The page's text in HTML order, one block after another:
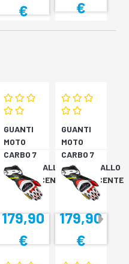
€
€
GUANTI
MOTO
CARBO 7
ROSSO/GIALLO
FLUORESCENTE
179,90
€
GUANTI
MOTO
CARBO 7
ROSSO/GIALLO
FLUORESCENTE
179,90
€